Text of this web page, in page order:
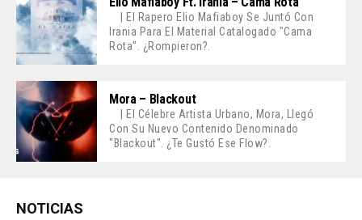
| El Rapero Elio Mafiaboy Se Juntó Con
Irania Para El Material Catalogado "Cama
Rota". ¿Rompieron?.
Mora – Blackout
| El Célebre Artista Urbano, Mora, Llegó
Con Su Nuevo Contenido Denominado
"Blackout". ¿Te Gustó Ese Flow?.
NOTICIAS